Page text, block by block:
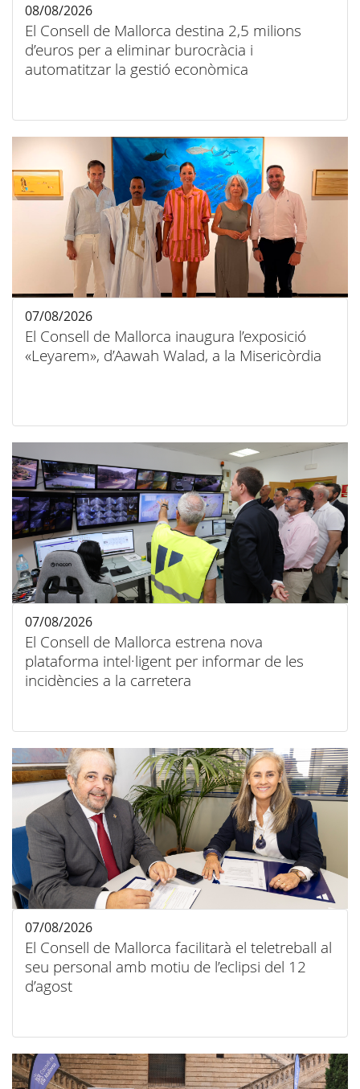
El Consell de Mallorca destina 2,5 milions
d’euros per a eliminar burocràcia i
automatitzar la gestió econòmica
08/08/2026
El Consell de Mallorca inaugura l’exposició
«Leyarem», d’Aawah Walad, a la Misericòrdia
07/08/2026
El Consell de Mallorca estrena nova
plataforma intel·ligent per informar de les
incidències a la carretera
07/08/2026
El Consell de Mallorca facilitarà el teletreball al
seu personal amb motiu de l’eclipsi del 12
d’agost
07/08/2026